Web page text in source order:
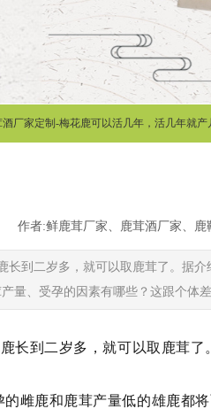
酒厂家定制-梅花鹿可以活几年，活几年就产
作者:鲜鹿茸厂家、鹿茸酒厂家、鹿
长到二岁多，就可以取鹿茸了。据
量、受孕的因素有哪些？这跟个体
长到二岁多，就可以取鹿茸了
雌鹿和鹿茸产量低的雄鹿都